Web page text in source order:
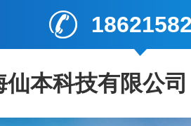
仙本科技有限公司